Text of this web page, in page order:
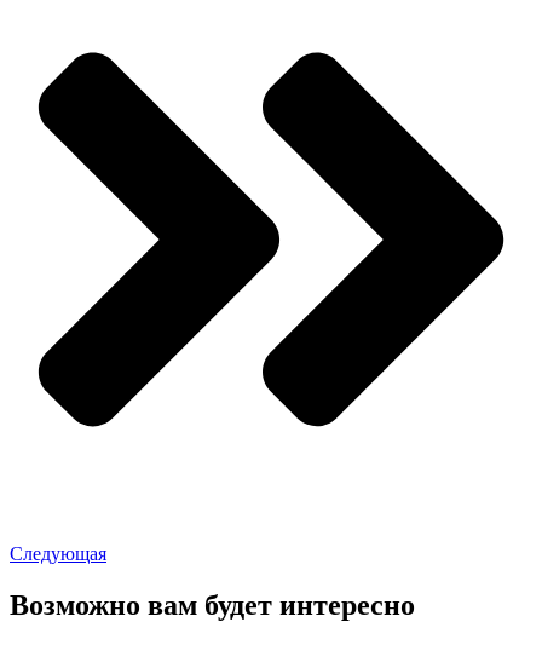
Следующая
Возможно вам будет интересно